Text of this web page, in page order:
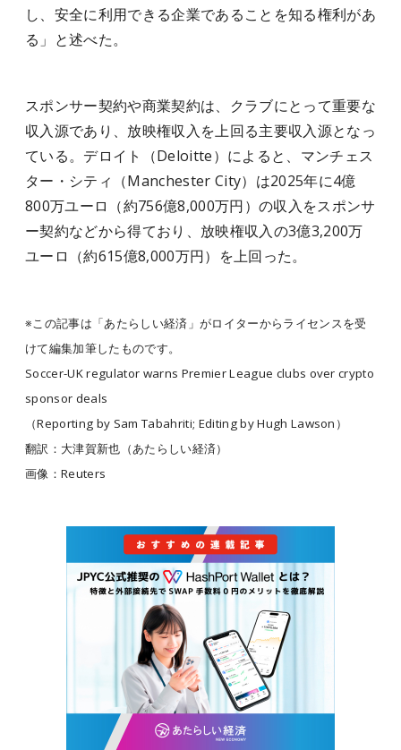
し、安全に利用できる企業であることを知る権利があ
る」と述べた。
スポンサー契約や商業契約は、クラブにとって重要な
収入源であり、放映権収入を上回る主要収入源となっ
ている。デロイト（Deloitte）によると、マンチェス
ター・シティ（Manchester City）は2025年に4億
800万ユーロ（約756億8,000万円）の収入をスポンサ
ー契約などから得ており、放映権収入の3億3,200万
ユーロ（約615億8,000万円）を上回った。
※この記事は「あたらしい経済」がロイターからライセンスを受
けて編集加筆したものです。
Soccer-UK regulator warns Premier League clubs over crypto
sponsor deals
（Reporting by Sam Tabahriti; Editing by Hugh Lawson）
翻訳：大津賀新也（あたらしい経済）
画像：Reuters